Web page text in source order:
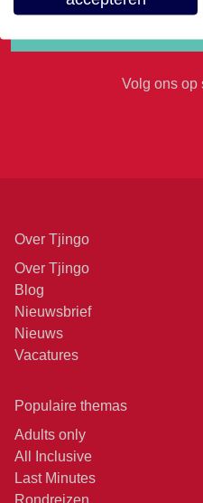
Volg ons op
Over Tjingo
Over Tjingo
Blog
Nieuwsbrief
Nieuws
Vacatures
Populaire themas
Adults only
All Inclusive
Last Minutes
Rondreizen